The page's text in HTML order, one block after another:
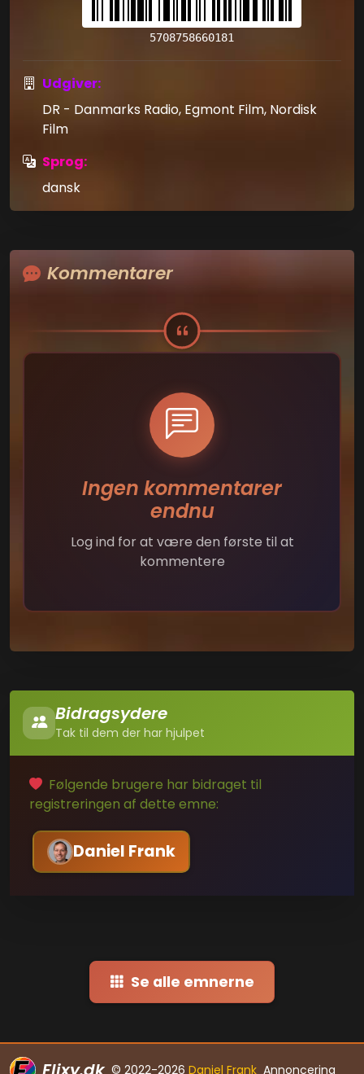
5708758660181
Udgiver:
DR - Danmarks Radio, Egmont Film, Nordisk
Film
Sprog:
dansk
Kommentarer
Ingen kommentarer
endnu
Log ind for at være den første til at
kommentere
Bidragsydere
Tak til dem der har hjulpet
Følgende brugere har bidraget til
registreringen af dette emne:
Daniel Frank
Se alle emnerne
© 2022-2026 Daniel Frank Annoncering